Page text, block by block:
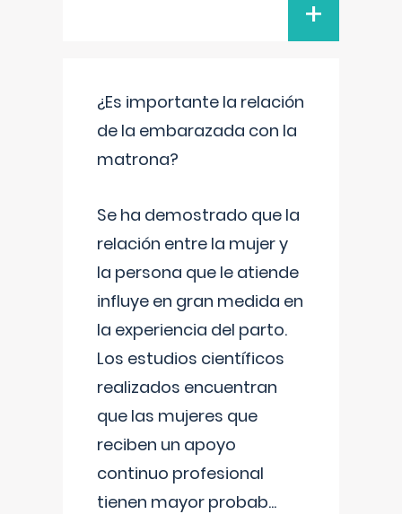
+
¿Es importante la relación
de la embarazada con la
matrona?
Se ha demostrado que la
relación entre la mujer y
la persona que le atiende
influye en gran medida en
la experiencia del parto.
Los estudios científicos
realizados encuentran
que las mujeres que
reciben un apoyo
continuo profesional
tienen mayor probab...